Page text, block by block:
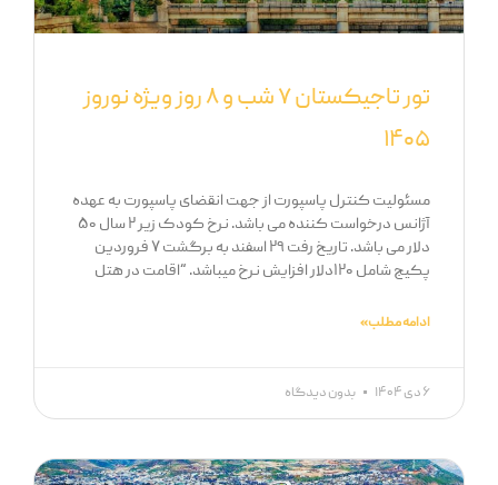
تور تاجیکستان ۷ شب و ۸ روز ویژه نوروز
۱۴۰۵
مسئولیت کنترل پاسپورت از جهت انقضای پاسپورت به عهده
آژانس درخواست کننده می باشد. نرخ کودک زیر ۲ سال ۵۰
دلار می باشد. تاریخ رفت ۲۹ اسفند به برگشت ۷ فروردین
پکیج شامل ۱۲۰دلار افزایش نرخ میباشد. “اقامت در هتل
ادامه مطلب »
۶ دی ۱۴۰۴ بدون دیدگاه